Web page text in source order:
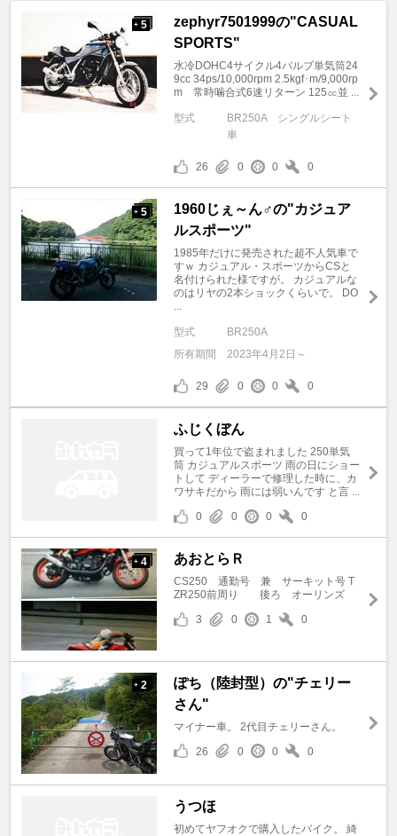
+ 5
zephyr7501999の"CASUAL
SPORTS"
水冷DOHC4サイクル4バルブ単気筒24
9cc 34ps/10,000rpm 2.5kgf･m/9,000rp
m 常時噛合式6速リターン 125㏄並 ...
型式
BR250A シングルシート
車
26 0 0 0
+ 5
1960じぇ～ん♂の"カジュア
ルスポーツ"
1985年だけに発売された超不人気車で
すｗ カジュアル・スポーツからCSと
名付けられた様ですが。 カジュアルな
のはリヤの2本ショックくらいで。 DO
...
型式
BR250A
所有期間
2023年4月2日～
29 0 0 0
ふじくぼん
買って1年位で盗まれました 250単気
筒 カジュアルスポーツ 雨の日にショー
トして ディーラーで修理した時に、カ
ワサキだから 雨には弱いんです と言 ...
0
0 0 0
+ 4 あおとらＲ
CS250 通勤号 兼 サーキット号 T
ZR250前周り 後ろ オーリンズ
3
0 1 0
+ 2
ぽち（陸封型）の"チェリー
さん"
マイナー車。 2代目チェリーさん。
26
0 0 0
うつほ
初めてヤフオクで購入したバイク。 綺